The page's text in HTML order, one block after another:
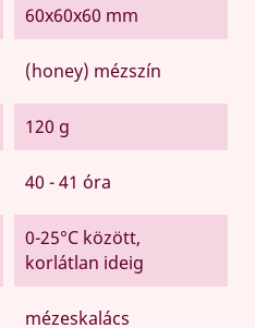
60x60x60 mm
(honey) mézszín
120 g
40 - 41 óra
0-25°C között,
korlátlan ideig
mézeskalács